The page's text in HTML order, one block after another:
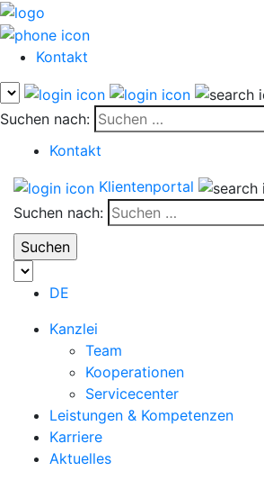
Kontakt
Suchen nach:
Kontakt
Klientenportal
Suchen nach:
DE
Kanzlei
Team
Kooperationen
Servicecenter
Leistungen & Kompetenzen
Karriere
Aktuelles